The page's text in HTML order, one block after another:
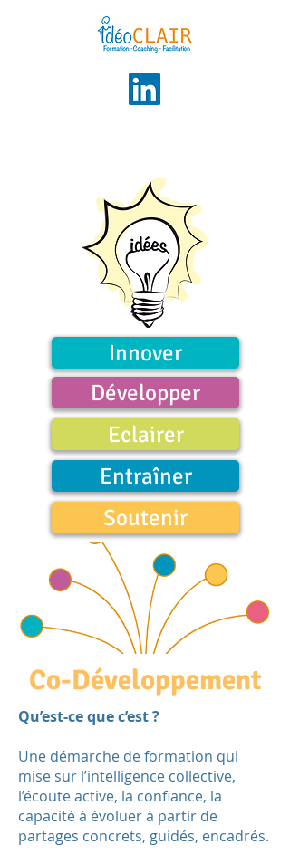
Innover
Développer
Eclairer
Entraîner
Soutenir
Co-Développement
Qu’est-ce que c’est ?
Une démarche de formation qui
mise sur l’intelligence collective,
l’écoute active, la confiance, la
capacité à évoluer à partir de
partages concrets, guidés, encadrés.